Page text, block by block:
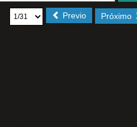
Próximo
Previo